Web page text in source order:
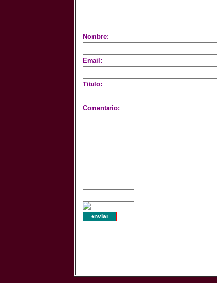
Nombre:
Email:
Titulo:
Comentario: